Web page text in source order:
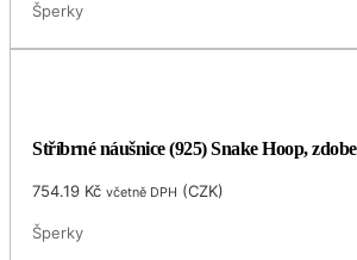
Šperky
Stříbrné náušnice (925) Snake Hoop,
754.19 Kč včetně DPH (CZK)
Šperky